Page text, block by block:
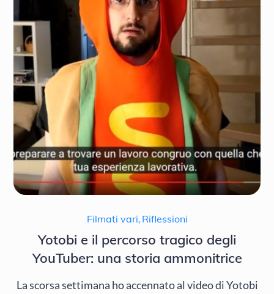
Filmati vari, Riflessioni
Yotobi e il percorso tragico degli
YouTuber: una storia ammonitrice
La scorsa settimana ho accennato al video di Yotobi